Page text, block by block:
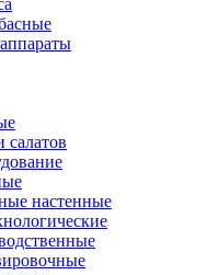
настенные